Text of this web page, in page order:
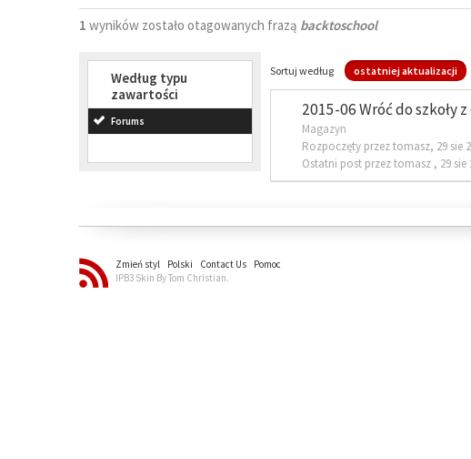
1 wyników zostało otagowanych frazą backtoschool
Według typu
zawartości
Forums
Sortuj według ostatniej aktualizacji
2015-06 Wróć do szkoły
Magazyn
Rozpoczęty przez tomasz, 29 sie
Ostatni post przez tomasz , 29 sie
Zmień styl Polski Contact Us
Pomoc
IPB3 Skin By Tom Christian.